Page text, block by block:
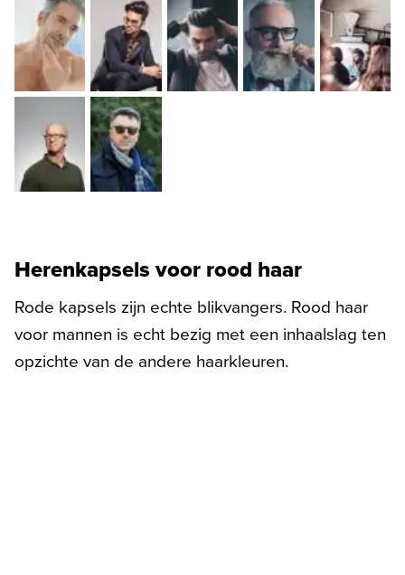
Herenkapsels voor rood haar
Rode kapsels zijn echte blikvangers. Rood haar
voor mannen is echt bezig met een inhaalslag ten
opzichte van de andere haarkleuren.